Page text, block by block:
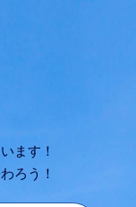
ます！
ろう！